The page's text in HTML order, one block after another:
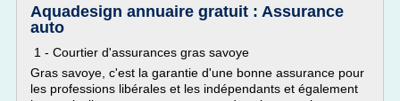
Aquadesign annuaire gratuit : Assurance
auto
1 - Courtier d'assurances gras savoye
Gras savoye, c'est la garantie d'une bonne assurance pour
les professions libérales et les indépendants et également